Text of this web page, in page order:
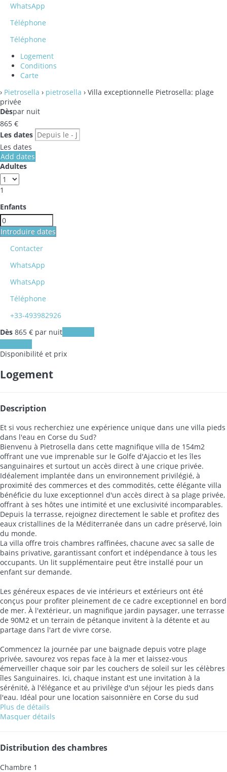
WhatsApp
Téléphone
Téléphone
Logement
Conditions
Carte
› Pietrosella › pietrosella › Villa exceptionnelle Pietrosella: plage
privée
Dèspar nuit
865 €
Les dates
Les dates
Add dates
Adultes
1
Enfants
Introduire dates
Contacter
WhatsApp
WhatsApp
Téléphone
+33-493982926
Dès 865 € par nuit
Disponibilité et prix
Logement
Description
Et si vous recherchiez une expérience unique dans une villa pieds
dans l'eau en Corse du Sud?
Bienvenu à Pietrosella dans cette magnifique villa de 154m2
offrant une vue imprenable sur le Golfe d'Ajaccio et les îles
sanguinaires et surtout un accès direct à une crique privée.
Idéalement implantée dans un environnement privilégié, à
proximité des commerces et des commodités, cette élégante villa
bénéficie du luxe exceptionnel d'un accès direct à sa plage privée,
offrant à ses hôtes une intimité et une exclusivité incomparables.
Depuis la terrasse, rejoignez directement le sable et profitez des
eaux cristallines de la Méditerranée dans un cadre préservé, loin
du monde.
La villa offre trois chambres raffinées, chacune avec sa salle de
bains privative, garantissant confort et indépendance à tous les
occupants. Un lit supplémentaire peut être installé pour un
enfant sur demande.
Les généreux espaces de vie intérieurs et extérieurs ont été
conçus pour profiter pleinement de ce cadre exceptionnel en bord
de mer. À l'extérieur, un magnifique jardin paysager, une terrasse
de 90M2 et un terrain de pétanque invitent à la détente et au
partage dans l'art de vivre corse.
Commencez la journée par une baignade depuis votre plage
privée, savourez vos repas face à la mer et laissez-vous
émerveiller chaque soir par les couchers de soleil sur les célèbres
îles Sanguinaires. Ici, chaque instant est une invitation à la
sérénité, à l'élégance et au privilège d'un séjour les pieds dans
l'eau. Idéal pour une location saisonnière en Corse du sud
Plus de détails
Masquer détails
Distribution des chambres
Chambre 1